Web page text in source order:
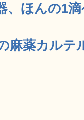
、ほんの1
麻薬カルテ